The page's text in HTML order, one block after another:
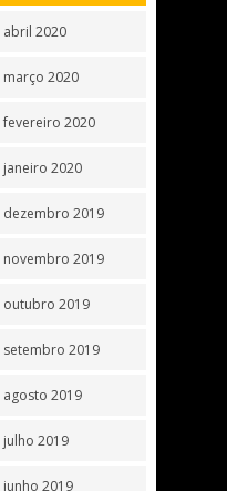
abril 2020
março 2020
fevereiro 2020
janeiro 2020
dezembro 2019
novembro 2019
outubro 2019
setembro 2019
agosto 2019
julho 2019
junho 2019